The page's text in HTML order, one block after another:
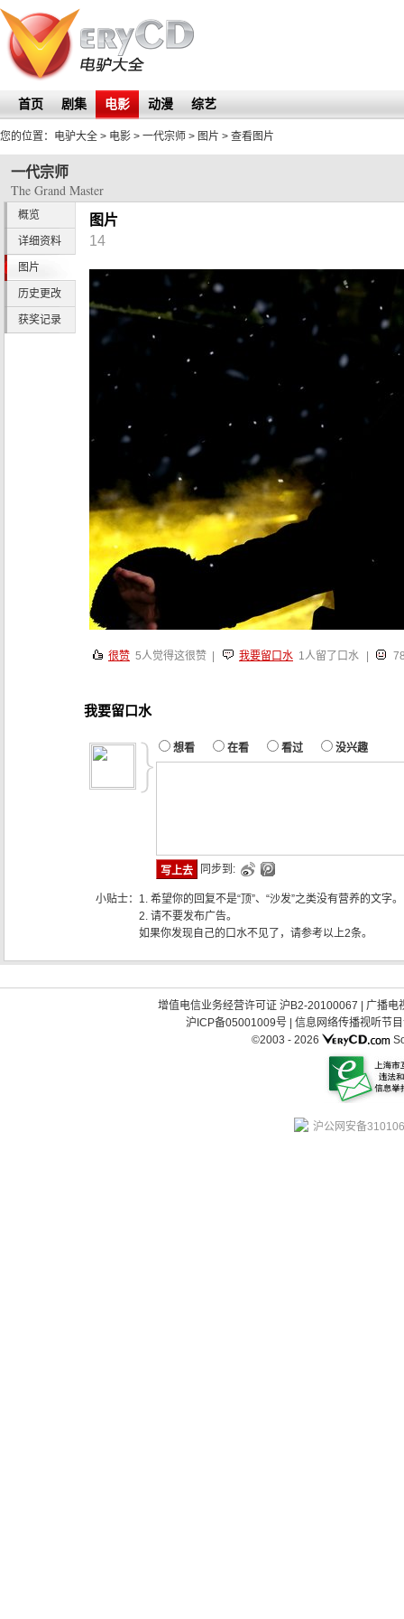
首页 剧集 电影 动漫 综艺
您的位置： 电驴大全 > 电影 > 一代宗师 > 图片 > 查看图片
一代宗师
The Grand Master
概览
详细资料
图片
历史更改
获奖记录
图片
14
很赞 5人觉得这很赞 | 我要留口水 1人留了口水
我要留口水
想看 在看 看过 没兴趣
同步到:
小贴士： 1. 希望你的回复不是“顶”、“沙发”之类没有营养的文字。
2. 请不要发布广告。
如果你发现自己的口水不见了，请参考以上2条。
增值电信业务经营许可证 沪B2-20100067 | 广播电
沪ICP备05001009号| 信息网络传播视听节
©2003 - 2026
沪公网安备